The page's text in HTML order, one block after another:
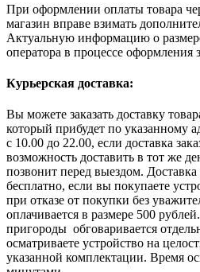
При оформлении оплаты товара
магазин вправе взимать
Актуальную информацию о
оператора в процессе оформления
Курьерская доставка:
Вы можете заказать доставку
который прибудет по указанному
с 10.00 до 22.00, если доставка
возможность доставить в тот же
позвонит перед выездом. Доставка
бесплатно, если вы покупаете
при отказе от покупки без
оплачивается в размере 500
пригороды обговаривается
осматриваете устройство на
указанной комплектации. Время